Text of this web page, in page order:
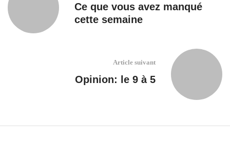
Ce que vous avez manqué
cette semaine
Article suivant
Opinion: le 9 à 5